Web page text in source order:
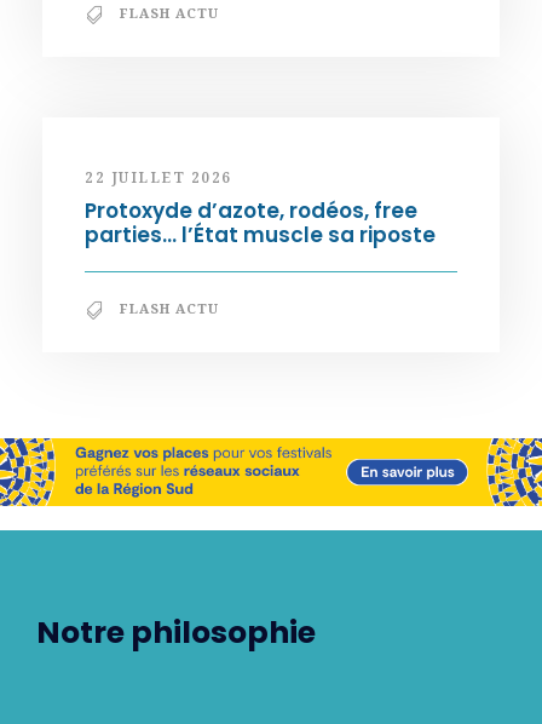
FLASH ACTU
22 JUILLET 2026
Protoxyde d’azote, rodéos, free
parties… l’État muscle sa riposte
FLASH ACTU
Notre philosophie